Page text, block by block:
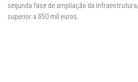
segunda fase de ampliação da
superior a 650 mil euros.